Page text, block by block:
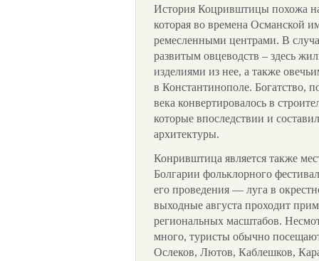
История Коцривштицы похожа
которая во времена Османской
ремесленными центрами. В
развитым овцеводств – здесь
изделиями из нее, а также
в Константинополе. Богатство,
века конвертировалось в
которые впоследствии и
архитектуры.
Конривштица является также
Болгарии фольклорного
его проведения — луга в
выходные августа проходит
региональных масштабов.
много, туристы обычно
Ослеков, Лютов, Каблешков,